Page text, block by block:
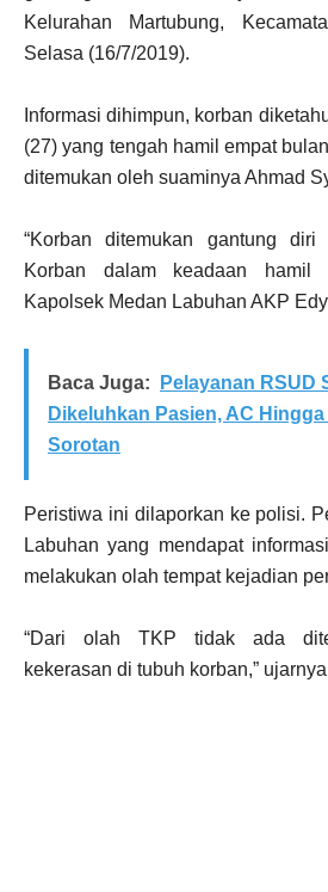
Kelurahan Martubung,
Selasa (16/7/2019).
Informasi dihimpun, korban
(27) yang tengah hamil empat
ditemukan oleh suaminya Ahmad
“Korban ditemukan gantung
Korban dalam keadaan hamil
Kapolsek Medan Labuhan AKP
Baca Juga:
Pelayanan RSUD
Dikeluhkan Pasien, AC
Sorotan
Peristiwa ini dilaporkan ke polisi.
Labuhan yang mendapat
melakukan olah tempat kejadian
“Dari olah TKP tidak ada
kekerasan di tubuh korban,”